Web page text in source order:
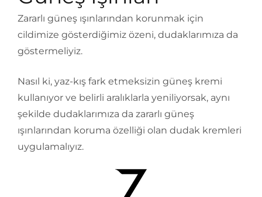
Zararlı güneş ışınlarından korunmak için
cildimize gösterdiğimiz özeni, dudaklarımıza da
göstermeliyiz.
Nasıl ki, yaz-kış fark etmeksizin güneş kremi
kullanıyor ve belirli aralıklarla yeniliyorsak, aynı
şekilde dudaklarımıza da zararlı güneş
ışınlarından koruma özelliği olan dudak kremleri
uygulamalıyız.